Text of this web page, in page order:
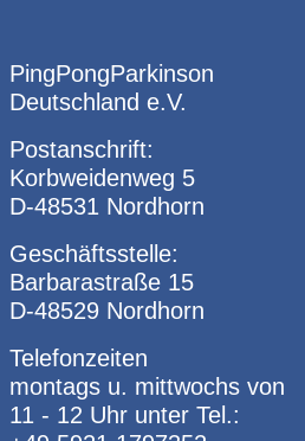
PingPongParkinson
Deutschland e.V.
Postanschrift:
Korbweidenweg 5
D-48531 Nordhorn
Geschäftsstelle:
Barbarastraße 15
D-48529 Nordhorn
Telefonzeiten
montags u. mittwochs von
11 - 12 Uhr unter Tel.: